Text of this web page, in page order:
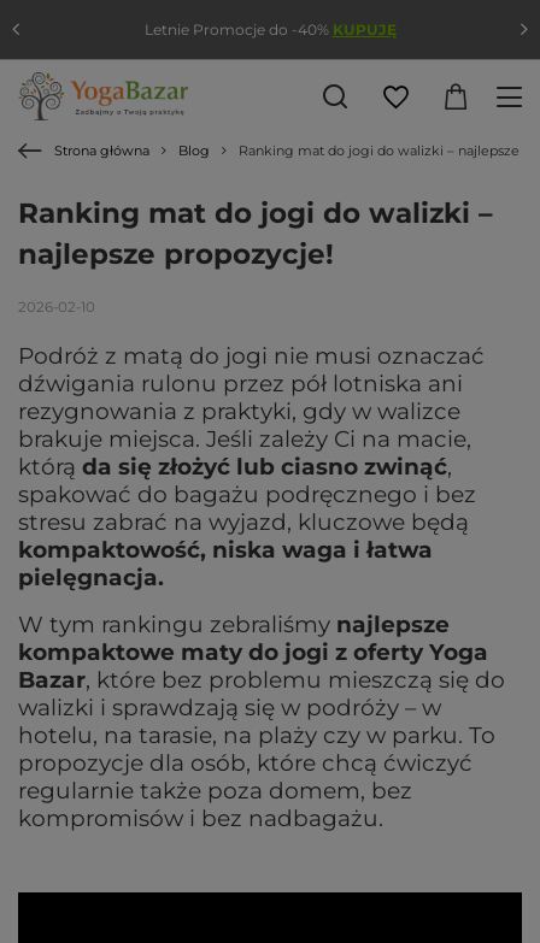
Strona główna Blog Ranking mat do jogi do walizki – najlepsze
Ranking mat do jogi do walizki –
najlepsze propozycje!
2026-02-10
Podróż z matą do jogi nie musi oznaczać
dźwigania rulonu przez pół lotniska ani
rezygnowania z praktyki, gdy w walizce
brakuje miejsca. Jeśli zależy Ci na macie,
którą da się złożyć lub ciasno zwinąć,
spakować do bagażu podręcznego i bez
stresu zabrać na wyjazd, kluczowe będą
kompaktowość, niska waga i łatwa
pielęgnacja.
W tym rankingu zebraliśmy najlepsze
kompaktowe maty do jogi z oferty Yoga
Bazar, które bez problemu mieszczą się do
walizki i sprawdzają się w podróży – w
hotelu, na tarasie, na plaży czy w parku. To
propozycje dla osób, które chcą ćwiczyć
regularnie także poza domem, bez
kompromisów i bez nadbagażu.
Letnie Promocje do -40% KUPUJĘ